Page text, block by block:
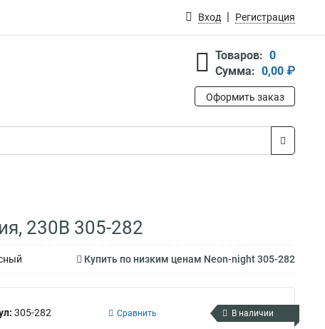
Вход Регистрация
Товаров: 0
Сумма: 0,00 ₽
Оформить заказ
230В 305-282
Купить по низким ценам Neon-night 305-282
305-282 Сравнить В наличии